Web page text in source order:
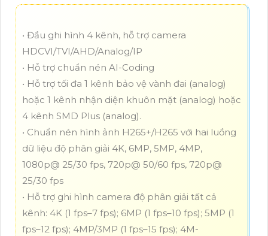
• Đầu ghi hình 4 kênh, hỗ trợ camera
HDCVI/TVI/AHD/Analog/IP
• Hỗ trợ chuẩn nén AI-Coding
• Hỗ trợ tối đa 1 kênh bảo vệ vành đai (analog)
hoặc 1 kênh nhận diện khuôn mặt (analog) hoặc
4 kênh SMD Plus (analog).
• Chuẩn nén hình ảnh H265+/H265 với hai luồng
dữ liệu độ phân giải 4K, 6MP, 5MP, 4MP,
1080p@ 25/30 fps, 720p@ 50/60 fps, 720p@
25/30 fps
• Hỗ trợ ghi hình camera độ phân giải tất cả
kênh: 4K (1 fps–7 fps); 6MP (1 fps–10 fps); 5MP (1
fps–12 fps); 4MP/3MP (1 fps–15 fps); 4M-